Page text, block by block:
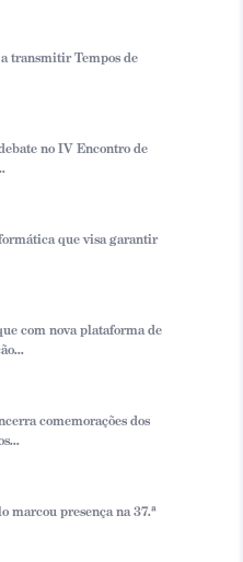
transmitir Tempos de
no IV Encontro de
que visa garantir
com nova plataforma de
comemorações dos
marcou presença na 37.ª